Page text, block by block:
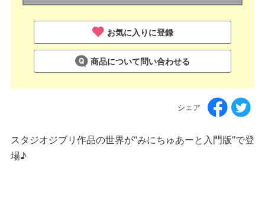
お気に入りに登録
商品について問い合わせる
シェア
スタジオジブリ作品の世界が“みにちゅあーと入門版”で登
場♪